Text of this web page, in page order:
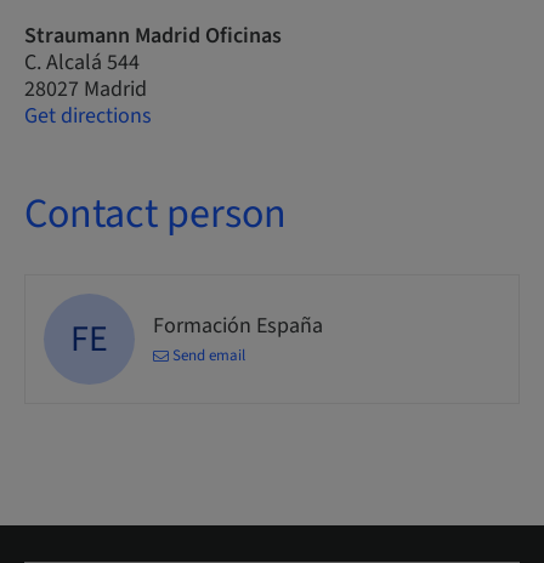
Straumann Madrid Oficinas
C. Alcalá 544
28027 Madrid
Get directions
Contact person
FE Formación España
Send email